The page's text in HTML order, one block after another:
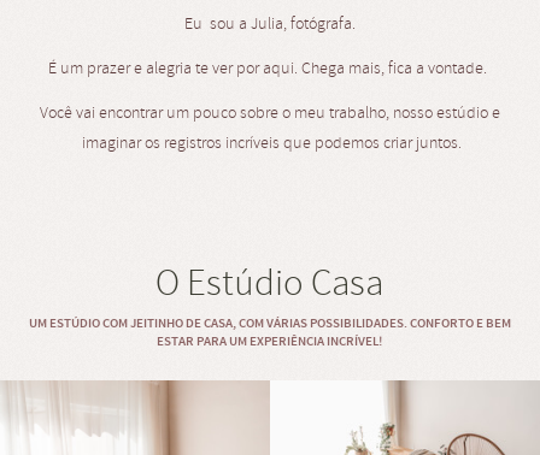
Eu sou a Julia, fotógrafa.
É um prazer e alegria te ver por aqui. Chega mais, fica a vontade.
Você vai encontrar um pouco sobre o meu trabalho, nosso estúdio e
imaginar os registros incríveis que podemos criar juntos.
O Estúdio Casa
UM ESTÚDIO COM JEITINHO DE CASA, COM VÁRIAS POSSIBILIDADES. CONFORTO E BEM
ESTAR PARA UM EXPERIÊNCIA INCRÍVEL!